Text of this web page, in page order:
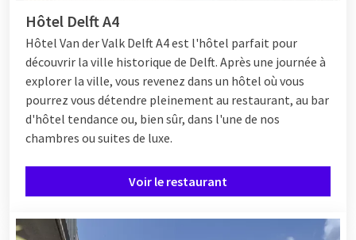
Hôtel Delft A4
Hôtel Van der Valk Delft A4 est l'hôtel parfait pour
découvrir la ville historique de Delft. Après une journée à
explorer la ville, vous revenez dans un hôtel où vous
pourrez vous détendre pleinement au restaurant, au bar
d'hôtel tendance ou, bien sûr, dans l'une de nos
chambres ou suites de luxe.
Voir le restaurant